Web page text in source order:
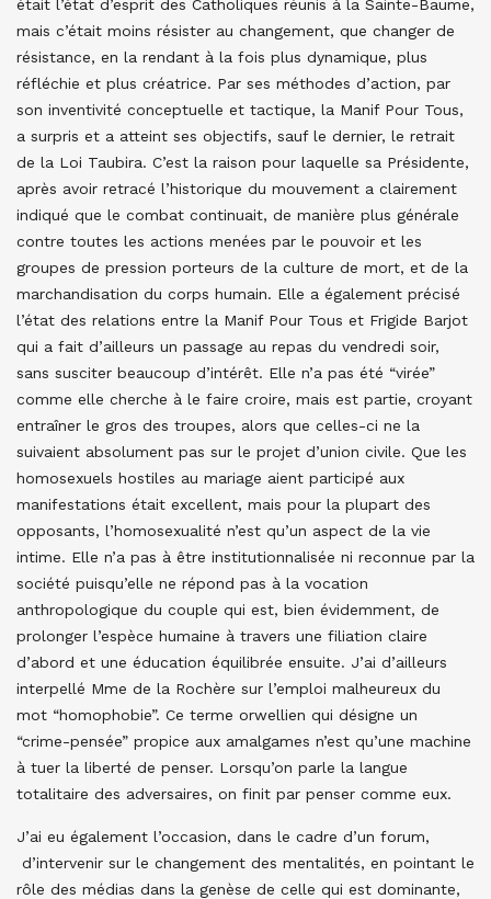
était l’état d’esprit des Catholiques réunis à la Sainte-Baume,
mais c’était moins résister au changement, que changer de
résistance, en la rendant à la fois plus dynamique, plus
réfléchie et plus créatrice. Par ses méthodes d’action, par
son inventivité conceptuelle et tactique, la Manif Pour Tous,
a surpris et a atteint ses objectifs, sauf le dernier, le retrait
de la Loi Taubira. C’est la raison pour laquelle sa Présidente,
après avoir retracé l’historique du mouvement a clairement
indiqué que le combat continuait, de manière plus générale
contre toutes les actions menées par le pouvoir et les
groupes de pression porteurs de la culture de mort, et de la
marchandisation du corps humain. Elle a également précisé
l’état des relations entre la Manif Pour Tous et Frigide Barjot
qui a fait d’ailleurs un passage au repas du vendredi soir,
sans susciter beaucoup d’intérêt. Elle n’a pas été “virée”
comme elle cherche à le faire croire, mais est partie, croyant
entraîner le gros des troupes, alors que celles-ci ne la
suivaient absolument pas sur le projet d’union civile. Que les
homosexuels hostiles au mariage aient participé aux
manifestations était excellent, mais pour la plupart des
opposants, l’homosexualité n’est qu’un aspect de la vie
intime. Elle n’a pas à être institutionnalisée ni reconnue par la
société puisqu’elle ne répond pas à la vocation
anthropologique du couple qui est, bien évidemment, de
prolonger l’espèce humaine à travers une filiation claire
d’abord et une éducation équilibrée ensuite. J’ai d’ailleurs
interpellé Mme de la Rochère sur l’emploi malheureux du
mot “homophobie”. Ce terme orwellien qui désigne un
“crime-pensée” propice aux amalgames n’est qu’une machine
à tuer la liberté de penser. Lorsqu’on parle la langue
totalitaire des adversaires, on finit par penser comme eux.
J’ai eu également l’occasion, dans le cadre d’un forum,
d’intervenir sur le changement des mentalités, en pointant le
rôle des médias dans la genèse de celle qui est dominante,